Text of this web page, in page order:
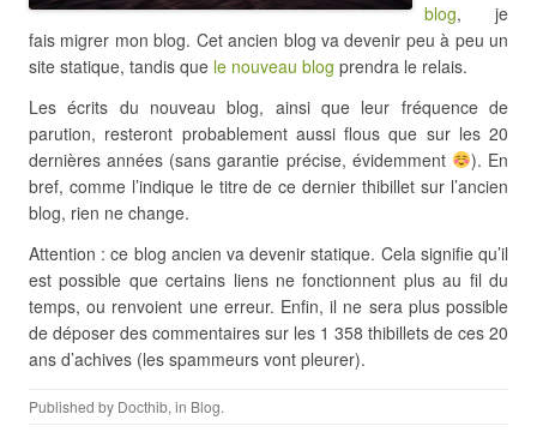
blog, je
fais migrer mon blog. Cet ancien blog va devenir peu à peu un
site statique, tandis que le nouveau blog prendra le relais.
Les écrits du nouveau blog, ainsi que leur fréquence de
parution, resteront probablement aussi flous que sur les 20
dernières années (sans garantie précise, évidemment
).​ En
bref, comme l’indique le titre de ce dernier thibillet sur l’ancien
blog, rien ne change.
Attention : ce blog ancien va devenir statique. Cela signifie qu’il
est possible que certains liens ne fonctionnent plus au fil du
temps, ou renvoient une erreur. Enfin, il ne sera plus possible
de déposer des commentaires sur les 1 358 thibillets de ces 20
ans d’achives (les spammeurs vont pleurer).
Published by Docthib, in Blog.